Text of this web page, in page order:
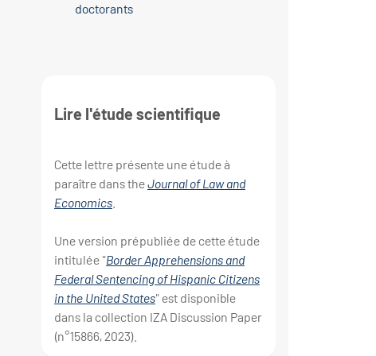
doctorants
Lire l'étude scientifique
Cette lettre présente une étude à
paraître dans theJournal of Law and
Economics
Une version prépubliée de cette étude
intitulée "Border Apprehensions and
Federal Sentencing of Hispanic Citizens
in the United States" est disponible
dans la collection IZA Discussion Paper
(n°15866, 2023).